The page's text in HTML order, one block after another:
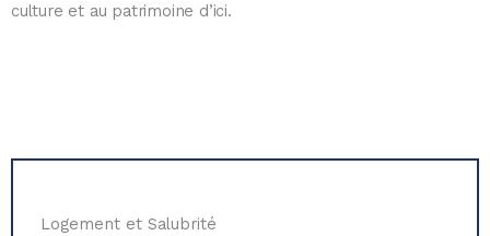
culture et au patrimoine d’ici.
Logement et Salubrité